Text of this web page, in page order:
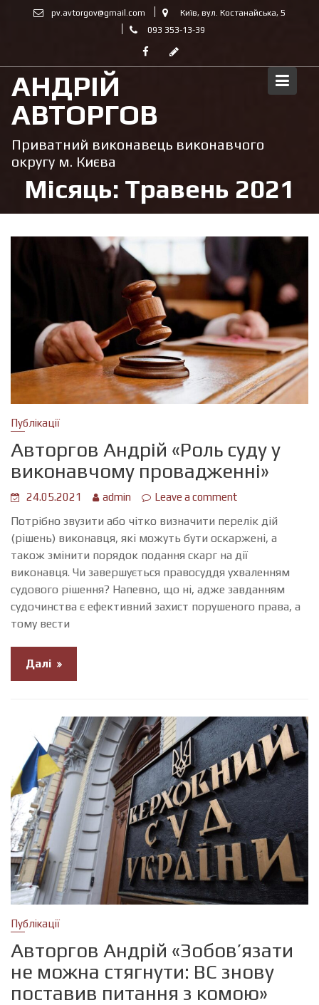
pv.avtorgov@gmail.com
Київ, вул. Костанайська, 5
093 353-13-39
АНДРІЙ
АВТОРГОВ
Приватний виконавець виконавчого
округу м. Києва
Місяць: Травень 2021
Публікації
Авторгов Андрій «Роль суду у
виконавчому провадженні»
24.05.2021 admin Leave a comment
Потрібно звузити або чітко визначити перелік дій
(рішень) виконавця, які можуть бути оскаржені, а
також змінити порядок подання скарг на дії
виконавця. Чи завершується правосуддя ухваленням
судового рішення? Напевно, що ні, адже завданням
судочинства є ефективний захист порушеного права, а
тому вести
Далі
Публікації
Авторгов Андрій «Зобов’язати
не можна стягнути: ВС знову
поставив питання з комою»